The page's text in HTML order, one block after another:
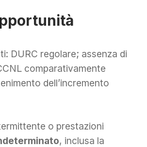
DURC regolare; assenza di
comparativamente
dell’incremento
o prestazioni
, inclusa la